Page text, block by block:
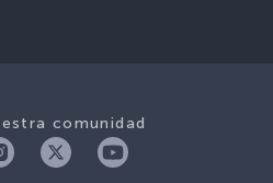
comunidad